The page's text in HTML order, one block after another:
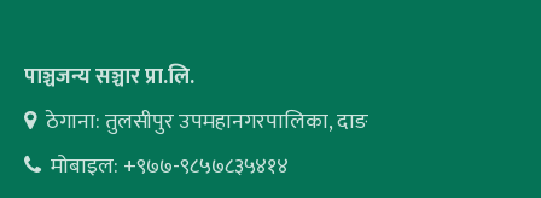
पाञ्चजन्य सञ्चार प्रा.लि.
ठेगाना: तुलसीपुर उपमहानगरपालिका, दाङ
मोबाइल: +९७७-९८५७८३५४१४